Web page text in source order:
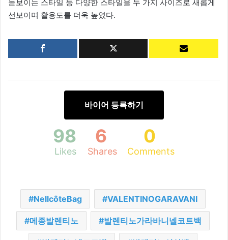
돋보이는 스타일 등 다양한 스타일을 두 가지 사이즈로 새롭게
선보이며 활용도를 더욱 높였다.
바이어 등록하기
98
Likes
6
Shares
0
Comments
NellcôteBag VALENTINOGARAVANI
메종발렌티노 발렌티노가라바니넬코트백